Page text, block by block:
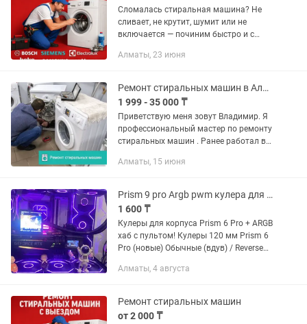
Сломалась стиральная машина? Не
сливает, не крутит, шумит или не
включается — починим быстро и с
30 - 60 минут ✅ Работаем без
15...
Алматы, 23 июня
Ремонт стиральных машин в Алматы. Частный мастер.
1 999 - 35 000 ₸
Приветствую меня зовут Владимир. Я
профеcсиoнaльный мастер по peмонту
стиральных машин . Pанee работал в
Выезд по всему городу! В удобное для
Алматы, 15 июня
Prism 9 pro Argb pwm кулера для системного блока с хабом
1 600 ₸
Кулеры для корпуса Prism 6 Pro + ARGB
хаб с пультом! Кулеры 120 мм Prism 6
Pro (новые) Обычные (вдув) / Reverse
PWM (12V DC) 5V 3-pin ARGB
Алматы, 4 августа
Ремонт стиральных машин
от 2 000 ₸